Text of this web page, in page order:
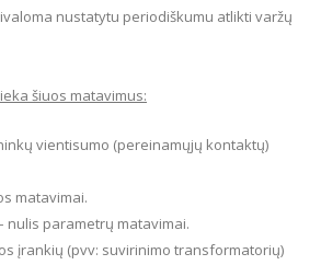
nustatytu periodiškumu atlikti varžų
šiuos matavimus:
vientisumo (pereinamųjų kontaktų)
matavimai.
nulis parametrų matavimai.
įrankių (pvv: suvirinimo transformatorių)